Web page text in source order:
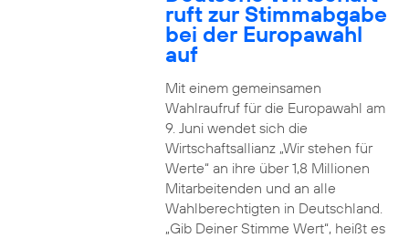
ruft zur Stimmabgabe
bei der Europawahl
auf
Mit einem gemeinsamen
Wahlraufruf für die Europawahl am
9. Juni wendet sich die
Wirtschaftsallianz „Wir stehen für
Werte“ an ihre über 1,8 Millionen
Mitarbeitenden und an alle
Wahlberechtigten in Deutschland.
„Gib Deiner Stimme Wert“, heißt es